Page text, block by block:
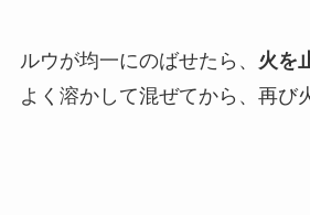
ルウが均一にのばせたら、 火を
よく溶かして混ぜてから、再び